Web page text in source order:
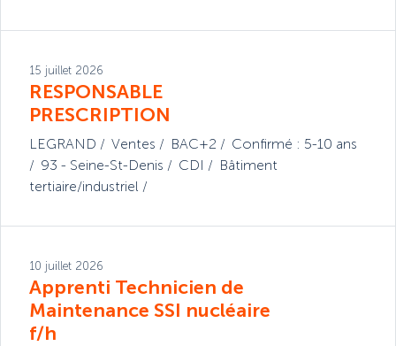
15 juillet 2026
RESPONSABLE
PRESCRIPTION
LEGRAND Ventes BAC+2
Confirmé : 5-10 ans
93 - Seine-St-Denis
CDI
Bâtiment
tertiaire/industriel
10 juillet 2026
Apprenti Technicien de
Maintenance SSI nucléaire
f/h